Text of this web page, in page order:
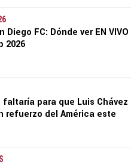
Diego FC: Dónde ver EN VIVO
2026
faltaría para que Luis Chávez
refuerzo del América este